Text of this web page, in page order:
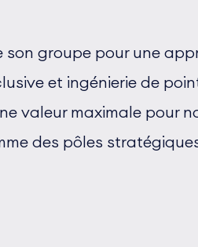
groupe pour une
et ingénierie de
valeur maximale pour
des pôles